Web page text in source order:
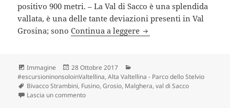
positivo 900 metri. – La Val di Sacco è una splendida
vallata, è una delle tante deviazioni presenti in Val
Grosina; sonoContinua a leggere BIVACCO STRAMBINI
Formato
Immagine
Scritto
il
28 Ottobre 2017
#escursioninonsoloinValtellina,Alta Valtellina - Parco dello Stelvio
Tag
Bivacco Strambini, Fusino,Grosio, Malghera,val di Sacco
Lascia un commentosu BIVACCO STRAMBINI (SO).